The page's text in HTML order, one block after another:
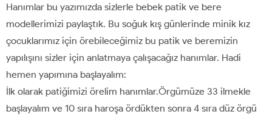
Hanımlar bu yazımızda sizlerle bebek patik ve bere
modellerimizi paylaştık. Bu soğuk kış günlerinde minik kız
çocuklarımız için örebileceğimiz bu patik ve beremizin
yapılışını sizler için anlatmaya çalışacağız hanımlar. Hadi
hemen yapımına başlayalım:
İlk olarak patiğimizi örelim hanımlar.Örgümüze 33 ilmekle
başlayalım ve 10 sıra haroşa ördükten sonra 4 sıra düz örgü